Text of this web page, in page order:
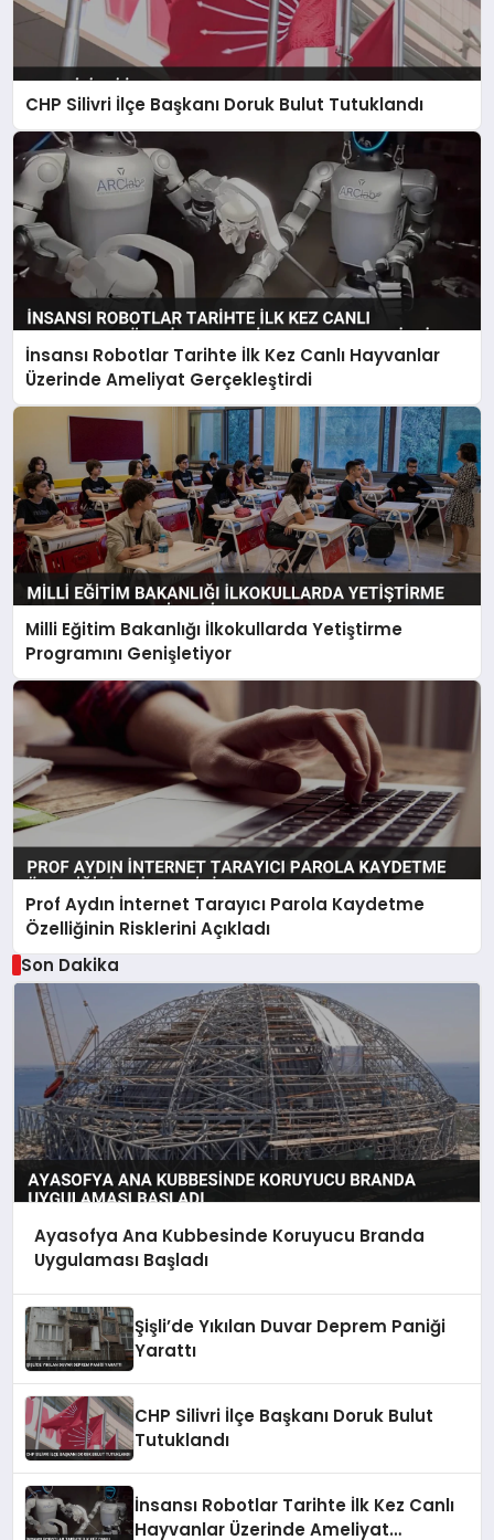
CHP Silivri İlçe Başkanı Doruk Bulut Tutuklandı
İnsansı Robotlar Tarihte İlk Kez Canlı Hayvanlar
Üzerinde Ameliyat Gerçekleştirdi
Milli Eğitim Bakanlığı İlkokullarda Yetiştirme
Programını Genişletiyor
Prof Aydın İnternet Tarayıcı Parola Kaydetme
Özelliğinin Risklerini Açıkladı
Son Dakika
Ayasofya Ana Kubbesinde Koruyucu Branda
Uygulaması Başladı
Şişli’de Yıkılan Duvar Deprem Paniği
Yarattı
CHP Silivri İlçe Başkanı Doruk Bulut
Tutuklandı
İnsansı Robotlar Tarihte İlk Kez Canlı
Hayvanlar Üzerinde Ameliyat